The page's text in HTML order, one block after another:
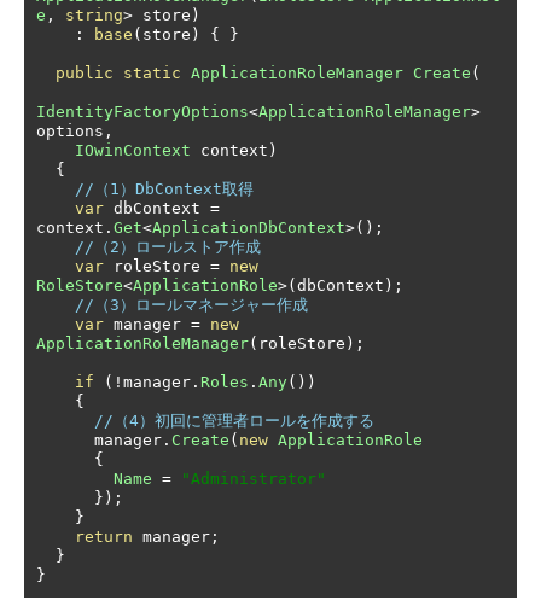
e , string> store )
:
base ( store ) { }
public static ApplicationRoleManager Create (
IdentityFactoryOptions<ApplicationRoleManager>
options ,
IOwinContext context )
{
//（1）DbContext取得
var dbContext =
context . Get<ApplicationDbContext>();
//（2）ロールストア作成
var roleStore = new
RoleStore<ApplicationRole>( dbContext );
//（3）ロールマネージャー作成
var manager = new
ApplicationRoleManager( roleStore );
if (! manager . Roles . Any())
{
//（4）初回に管理者ロールを作成する
      manager
. Create ( new ApplicationRole
{
Name =
"Administrator"
});
}
return manager ;
}
}